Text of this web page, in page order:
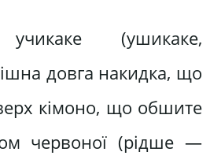
учикаке (ушикаке,
довга накидка, що
кімоно, що обшите
червоної (рідше —